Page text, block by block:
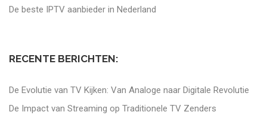
De beste IPTV aanbieder in Nederland
RECENTE BERICHTEN:
De Evolutie van TV Kijken: Van Analoge naar Digitale Revolutie
De Impact van Streaming op Traditionele TV Zenders